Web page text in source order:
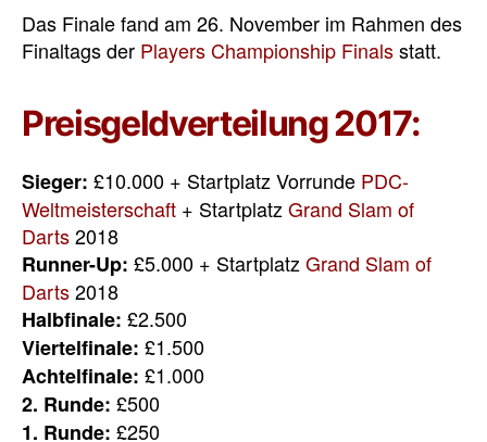
Das Finale fand am 26. November im Rahmen des
Finaltags der Players Championship Finalsstatt.
Preisgeldverteilung 2017:
Sieger: £10.000 + Startplatz Vorrunde PDC-
Weltmeisterschaft + Startplatz Grand Slam of
Darts2018
Runner-Up: £5.000 + Startplatz Grand Slam of
Darts2018
Halbfinale: £2.500
Viertelfinale: £1.500
Achtelfinale: £1.000
2. Runde: £500
1. Runde: £250